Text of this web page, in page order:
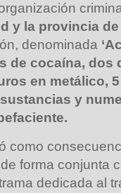
y la provincia de
denominada
de cocaína, dos
en metálico,
y
como
de forma conjunta
dedicada al